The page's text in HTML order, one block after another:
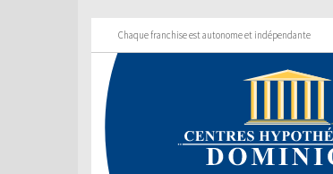
Chaque franchise est autonome et indépendante